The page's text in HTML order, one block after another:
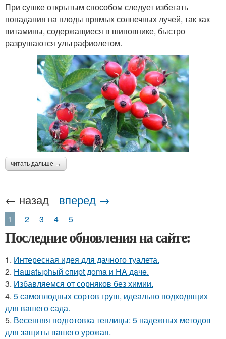
При сушке открытым способом следует избегать
попадания на плоды прямых солнечных лучей, так как
витамины, содержащиеся в шиповнике, быстро
разрушаются ультрафиолетом.
читать дальше →
← назад вперед →
1 2 3 4 5
Последние обновления на сайте:
1. Интересная идея для дачного туалета.
2. Haшatыphый cпиpt дoma и HA дaчe.
3. Избавляемся от сорняков без химии.
4. 5 самоплодных сортов груш, идеально подходящих
для вашего сада.
5. Весенняя подготовка теплицы: 5 надежных методов
для защиты вашего урожая.